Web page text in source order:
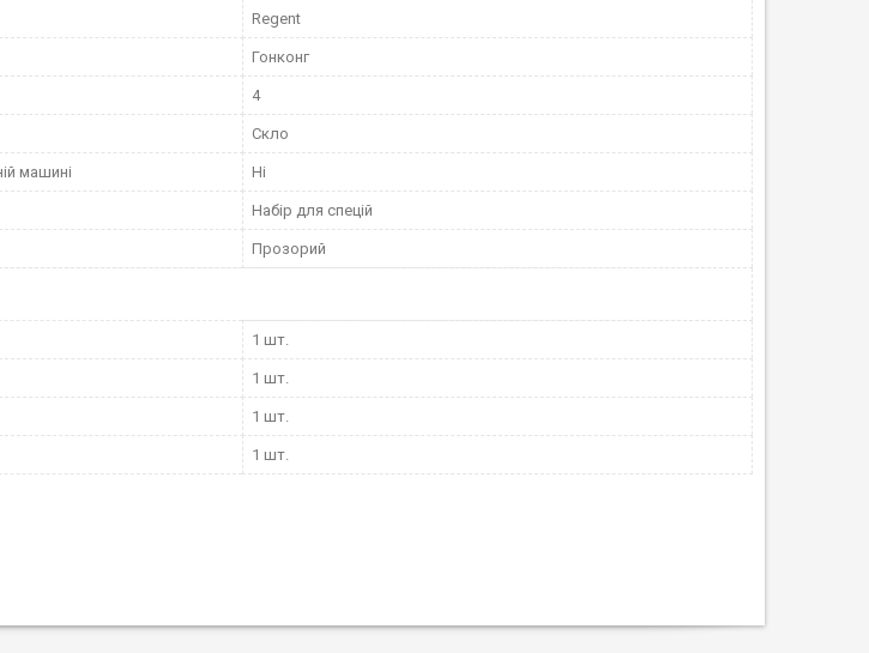
Regent
Гонконг
4
Скло
машині Ні
Набір для спецій
Прозорий
1 шт.
1 шт.
1 шт.
1 шт.